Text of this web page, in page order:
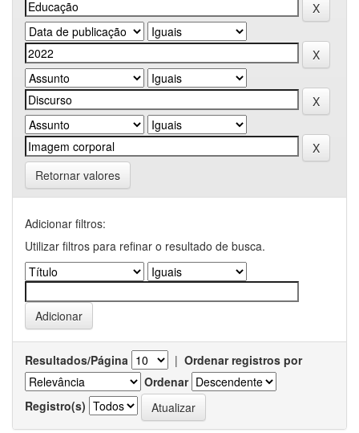
Retornar valores
Adicionar filtros:
Utilizar filtros para refinar o resultado de busca.
Resultados/Página | Ordenar registros por
Ordenar
Registro(s)